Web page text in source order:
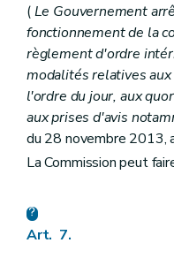
(Le Gouvernement
fonctionnement de la
règlement d'ordre
modalités relatives
l'ordre du jour, aux
aux prises d'avis
du 28 novembre 2013,
La Commission peut
Art. 7.